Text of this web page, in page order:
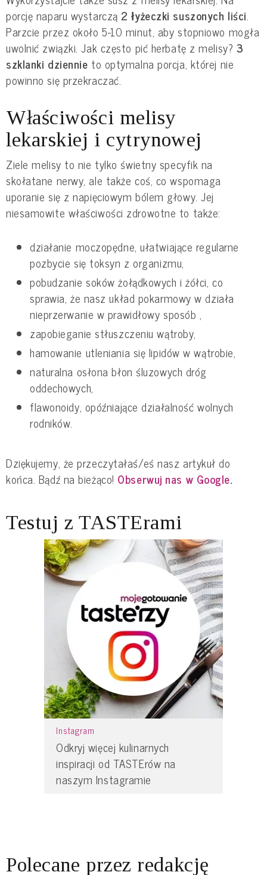
porcję naparu wystarczą 2 łyżeczki suszonych liści.
Parzcie przez około 5-10 minut, aby stopniowo mogła
uwolnić związki. Jak często pić herbatę z melisy? 3
szklanki dziennie to optymalna porcja, której nie
powinno się przekraczać.
Właściwości melisy
lekarskiej i cytrynowej
Ziele melisy to nie tylko świetny specyfik na
skołatane nerwy, ale także coś, co wspomaga
uporanie się z napięciowym bólem głowy. Jej
niesamowite właściwości zdrowotne to także:
działanie moczopędne, ułatwiające regularne
pozbycie się toksyn z organizmu,
pobudzanie soków żołądkowych i żółci, co
sprawia, że nasz układ pokarmowy w działa
nieprzerwanie w prawidłowy sposób ,
zapobieganie stłuszczeniu wątroby,
hamowanie utleniania się lipidów w wątrobie,
naturalna osłona błon śluzowych dróg
oddechowych,
flawonoidy, opóźniające działalność wolnych
rodników.
Dziękujemy, że przeczytałaś/eś nasz artykuł do
końca. Bądź na bieżąco! Obserwuj nas w Google.
Testuj z TASTErami
Instagram
Odkryj więcej kulinarnych
inspiracji od TASTErów na
naszym Instagramie
Polecane przez redakcję